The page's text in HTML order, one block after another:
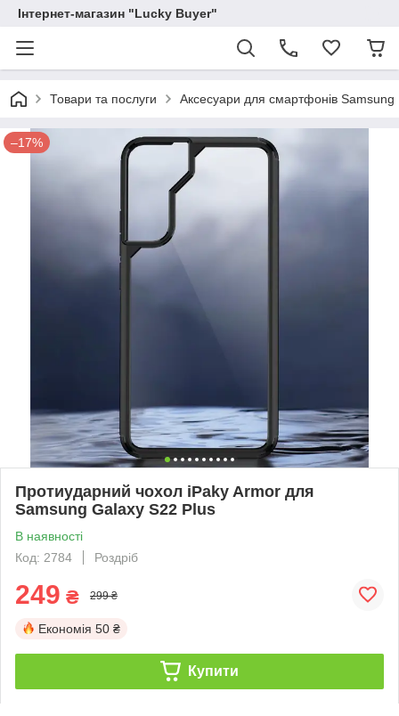
Інтернет-магазин "Lucky Buyer"
Товари та послуги Аксесуари для смартфонів Samsung
–17%
Протиударний чохол iPaky Armor для
Samsung Galaxy S22 Plus
В наявності
Код: 2784
Роздріб
249 ₴ 299 ₴
Економія 50 ₴
Купити